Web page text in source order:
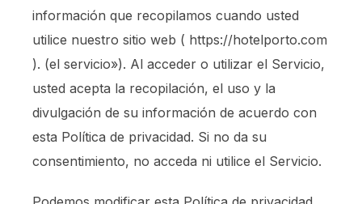
información que recopilamos cuando usted
utilice nuestro sitio web ( https://hotelporto.com
). (el servicio»). Al acceder o utilizar el Servicio,
usted acepta la recopilación, el uso y la
divulgación de su información de acuerdo con
esta Política de privacidad. Si no da su
consentimiento, no acceda ni utilice el Servicio.